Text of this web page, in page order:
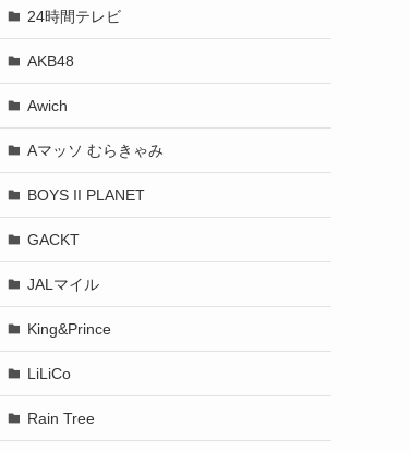
24時間テレビ
AKB48
Awich
Aマッソ むらきゃみ
BOYS II PLANET
GACKT
JALマイル
King&Prince
LiLiCo
Rain Tree